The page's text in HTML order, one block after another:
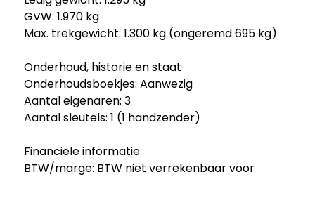
GVW: 1.970 kg
Max. trekgewicht: 1.300 kg (ongeremd 695 kg)
Onderhoud, historie en staat
Onderhoudsboekjes: Aanwezig
Aantal eigenaren: 3
Aantal sleutels: 1 (1 handzender)
Financiële informatie
BTW/marge: BTW niet verrekenbaar voor